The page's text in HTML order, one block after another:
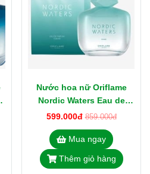
Nước hoa nữ Oriflame
Nordic Waters Eau de
Parfum 50ml
599.000đ 859.000đ
Mua ngay
Thêm giỏ hàng